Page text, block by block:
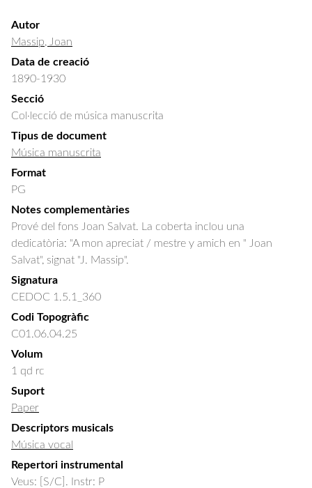
Autor
Massip, Joan
Data de creació
1890-1930
Secció
Col·lecció de música manuscrita
Tipus de document
Música manuscrita
Format
PG
Notes complementàries
Prové del fons Joan Salvat. La coberta inclou una
dedicatòria: "A mon apreciat / mestre y amich en " Joan
Salvat", signat "J. Massip".
Signatura
CEDOC 1.5.1_360
Codi Topogràfic
C01.06.04.25
Volum
1 qd rc
Suport
Paper
Descriptors musicals
Música vocal
Repertori instrumental
Veus: [S/C]. Instr: P